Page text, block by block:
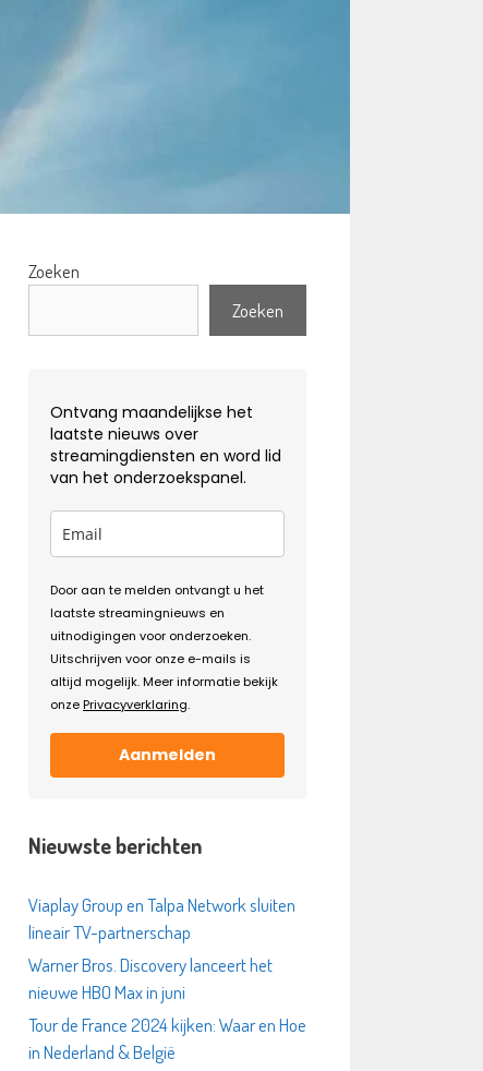
Zoeken
Zoeken
Ontvang maandelijkse het
laatste nieuws over
streamingdiensten en word lid
van het onderzoekspanel.
Door aan te melden ontvangt u het
laatste streamingnieuws en
uitnodigingen voor onderzoeken.
Uitschrijven voor onze e-mails is
altijd mogelijk. Meer informatie bekijk
onzePrivacyverklaring.
Aanmelden
Nieuwste berichten
Viaplay Group en Talpa Network sluiten
lineair TV-partnerschap
Warner Bros. Discovery lanceert het
nieuwe HBO Max in juni
Tour de France 2024 kijken: Waar en Hoe
in Nederland & België